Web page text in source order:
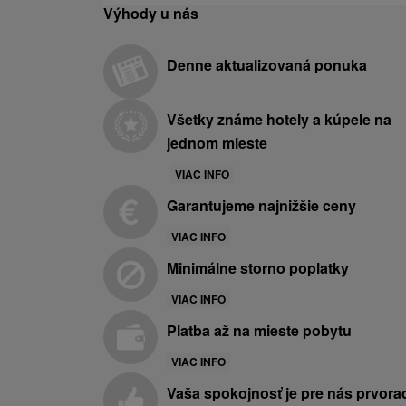
Výhody u nás
Denne aktualizovaná ponuka
Všetky známe hotely a kúpele na
jednom mieste
VIAC INFO
Garantujeme najnižšie ceny
VIAC INFO
Minimálne storno poplatky
VIAC INFO
Platba až na mieste pobytu
VIAC INFO
Vaša spokojnosť je pre nás